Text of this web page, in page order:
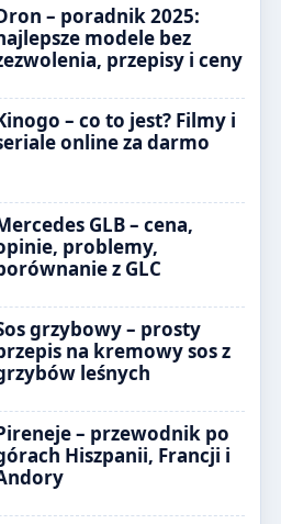
– poradnik 2025:
modele bez
przepisy i ceny
– co to jest? Filmy i
online za darmo
GLB – cena,
problemy,
z GLC
grzybowy – prosty
na kremowy sos z
leśnych
– przewodnik po
Hiszpanii, Francji i